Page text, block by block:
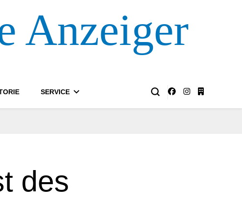
Anzeiger
SERVICE
des